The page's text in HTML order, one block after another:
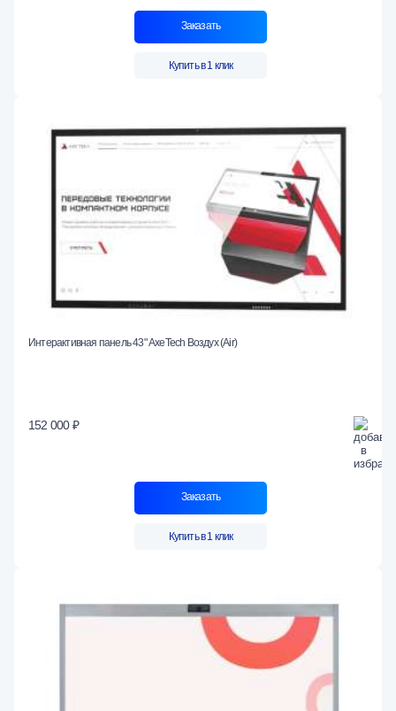
Заказать
Купить в 1 клик
Интерактивная панель 43" AxeTech Воздух (Air)
152 000 ₽
Заказать
Купить в 1 клик